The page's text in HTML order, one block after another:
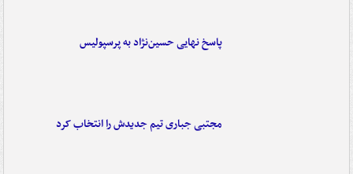
پاسخ نهایی حسین‌نژاد به پرسپولیس
مجتبی جباری تیم جدیدش را انتخاب کرد